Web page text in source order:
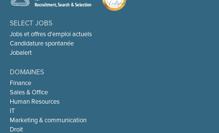
SELECT JOBS
Jobs et offres d'emploi actuels
Candidature spontanée
Jobalert
DOMAINES
Finance
Sales & Office
Human Resources
IT
Marketing & communication
Droit